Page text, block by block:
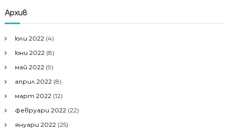
Архив
юли 2022 (4)
юни 2022 (8)
май 2022 (9)
април 2022 (8)
март 2022 (12)
февруари 2022 (22)
януари 2022 (25)